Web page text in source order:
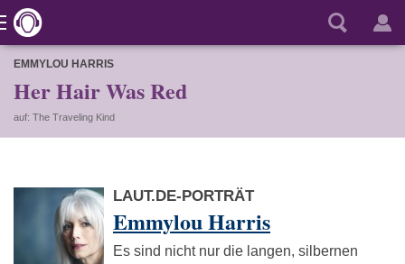
EMMYLOU HARRIS
Her Hair Was Red
auf: The Traveling Kind
LAUT.DE-PORTRÄT
Emmylou Harris
Es sind nicht nur die langen, silbernen